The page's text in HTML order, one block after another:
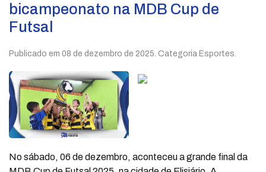
bicampeonato na MDB Cup de
Futsal
Publicado em 08 de dezembro de 2025 . Categoria Esportes.
No sábado, 06 de dezembro, aconteceu a grande final da